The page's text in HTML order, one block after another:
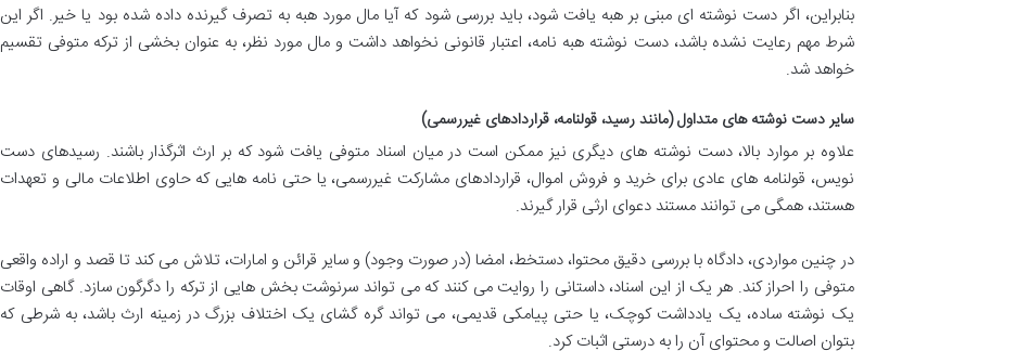
بنابراین، اگر دست نوشته ای مبنی بر هبه یافت شود، باید بررسی شود که آیا مال مورد هبه به تصرف گیرنده داده شده بود یا خیر. اگر این
شرط مهم رعایت نشده باشد، دست نوشته هبه نامه، اعتبار قانونی نخواهد داشت و مال مورد نظر، به عنوان بخشی از ترکه متوفی تقسیم
خواهد شد.
سایر دست نوشته های متداول (مانند رسید، قولنامه، قراردادهای غیررسمی)
علاوه بر موارد بالا، دست نوشته های دیگری نیز ممکن است در میان اسناد متوفی یافت شود که بر ارث اثرگذار باشند. رسیدهای دست
نویس، قولنامه های عادی برای خرید و فروش اموال، قراردادهای مشارکت غیررسمی، یا حتی نامه هایی که حاوی اطلاعات مالی و تعهدات
هستند، همگی می توانند مستند دعوای ارثی قرار گیرند.
در چنین مواردی، دادگاه با بررسی دقیق محتوا، دستخط، امضا (در صورت وجود) و سایر قرائن و امارات، تلاش می کند تا قصد و اراده واقعی
متوفی را احراز کند. هر یک از این اسناد، داستانی را روایت می کنند که می تواند سرنوشت بخش هایی از ترکه را دگرگون سازد. گاهی اوقات
یک نوشته ساده، یک یادداشت کوچک، یا حتی پیامکی قدیمی، می تواند گره گشای یک اختلاف بزرگ در زمینه ارث باشد، به شرطی که
بتوان اصالت و محتوای آن را به درستی اثبات کرد.